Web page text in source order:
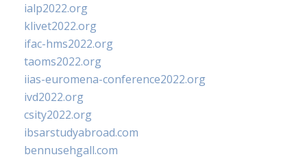
ialp2022.org
klivet2022.org
ifac-hms2022.org
taoms2022.org
iias-euromena-conference2022.org
ivd2022.org
csity2022.org
ibsarstudyabroad.com
bennusehgall.com